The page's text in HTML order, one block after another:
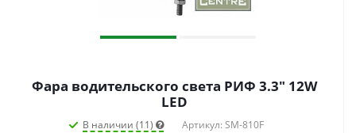
Фара водительского света РИФ 3.3" 12W
LED
В наличии (11) Артикул: SM-810F